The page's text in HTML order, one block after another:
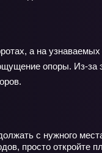
а на
опоры. Из-за
с нужного
просто откройте